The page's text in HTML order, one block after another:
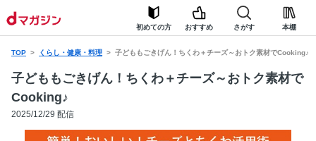
初めての方 おすすめ さがす 本棚
TOP くらし・健康・料理 子どももごきげん！ちくわ＋チーズ～おトク素材でCooking♪
子どももごきげん！ちくわ＋チーズ～おトク素材で
Cooking♪
2025/12/29 配信